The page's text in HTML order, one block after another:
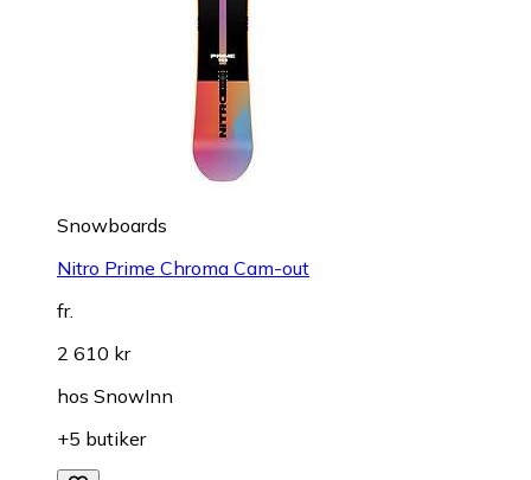
Snowboards
Nitro Prime Chroma Cam-out
fr.
2 610 kr
hos SnowInn
+5 butiker